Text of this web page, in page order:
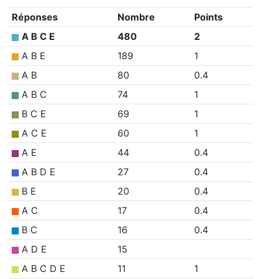
Réponses Nombre
Points
A B C E
480
2
A B E
189
1
A B
80
0.4
A B C
74
1
B C E
69
1
A C E
60
1
A E
44
0.4
A B D E
27
0.4
B E
20
0.4
A C
17
0.4
B C
16
0.4
A D E
15
A B C D E
11
1